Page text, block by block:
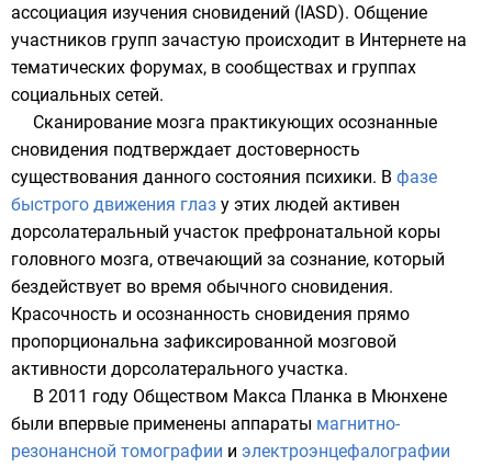
ассоциация изучения сновидений (IASD). Общение
участников групп зачастую происходит в Интернете на
тематических форумах, в сообществах и группах
социальных сетей.
Сканирование мозга практикующих осознанные
сновидения подтверждает достоверность
существования данного состояния психики. В фазе
быстрого движения глаз у этих людей активен
дорсолатеральный участок префронатальной коры
головного мозга, отвечающий за сознание, который
бездействует во время обычного сновидения.
Красочность и осознанность сновидения прямо
пропорциональна зафиксированной мозговой
активности дорсолатерального участка.
В 2011 году Обществом Макса Планка в Мюнхене
были впервые применены аппараты магнитно-
резонансной томографии и электроэнцефалографии